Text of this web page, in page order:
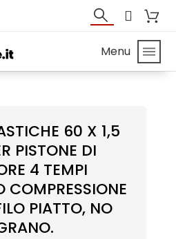
Menu
60 X 1,5
PISTONE DI
4 TEMPI
COMPRESSIONE
PIATTO, NO